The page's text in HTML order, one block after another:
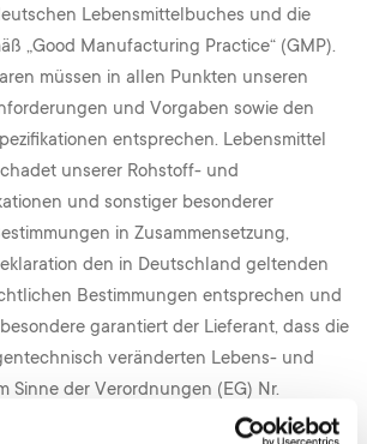
Lebensmittelbuches und die
„Good Manufacturing Practice“ (GMP).
müssen in allen Punkten unseren
und Vorgaben sowie den
entsprechen. Lebensmittel
unserer Rohstoff- und
und sonstiger besonderer
in Zusammensetzung,
den in Deutschland geltenden
Bestimmungen entsprechen und
garantiert der Lieferant, dass die
veränderten Lebens- und
Sinne der Verordnungen (EG) Nr.
der Verordnung (EG) Nr. 1830/2003 ist.